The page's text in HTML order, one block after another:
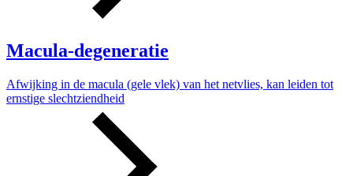
Macula-degeneratie
Afwijking in de macula (gele vlek) van het netvlies, kan leiden tot
ernstige slechtziendheid